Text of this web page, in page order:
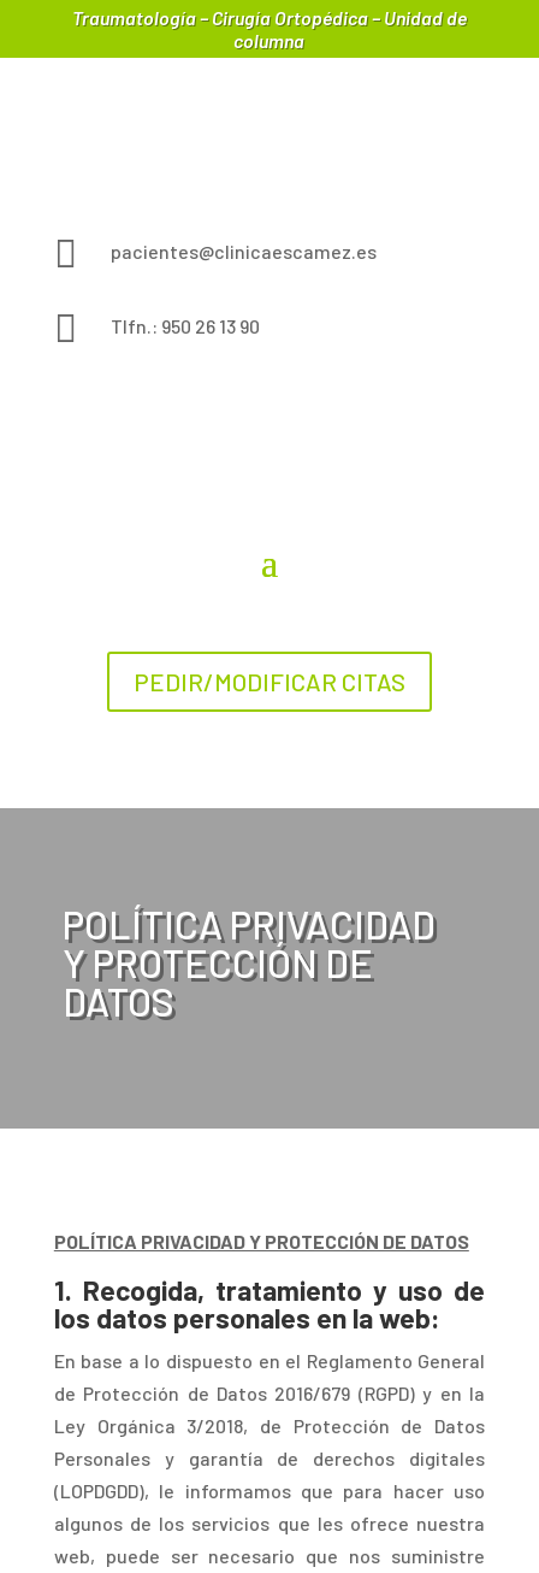
Traumatología – Cirugía Ortopédica – Unidad de
columna
 pacientes@clinicaescamez.es
 Tlfn.: 950 26 13 90
PEDIR/MODIFICAR CITAS
POLÍTICA PRIVACIDAD
Y PROTECCIÓN DE
DATOS
POLÍTICA PRIVACIDAD Y PROTECCIÓN DE DATOS
1. Recogida, tratamiento y uso de
los datos personales en la web:
En base a lo dispuesto en el Reglamento General
de Protección de Datos 2016/679 (RGPD) y en la
Ley Orgánica 3/2018, de Protección de Datos
Personales y garantía de derechos digitales
(LOPDGDD), le informamos que para hacer uso
algunos de los servicios que les ofrece nuestra
web, puede ser necesario que nos suministre